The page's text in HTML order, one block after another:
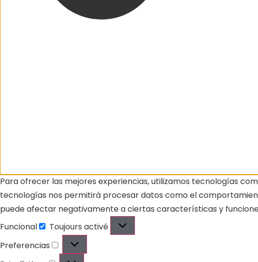
Para ofrecer las mejores experiencias, utilizamos tecnologías
tecnologías nos permitirá procesar datos como el
puede afectar negativamente a ciertas características y
Funcional
Toujours activé
Preferencias